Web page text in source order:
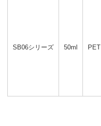
SB06シリーズ 50ml PET